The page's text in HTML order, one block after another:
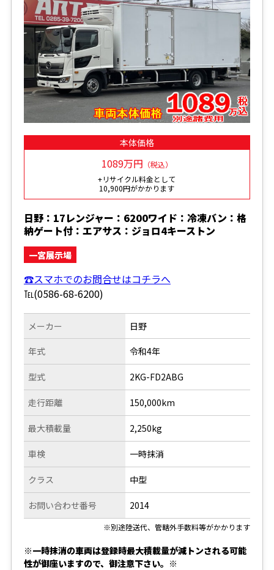
本体価格
1089万円 （税込）
+リサイクル料金として
10,900円がかかります
日野：17レンジャー：6200ワイド：冷凍バン：格
納ゲート付：エアサス：ジョロ4キーストン
一宮展示場
☎スマホでのお問合せはコチラへ
℡(0586-68-6200)
メーカー
年式
型式
走行距離
日野
令和4年
2KG-FD2ABG
150,000km
最大積載量
車検
クラス
お問い合わせ番号
2,250kg
一時抹消
中型
2014
※別途陸送代、管轄外手数料等がかかります
※一時抹消の車両は登録時最大積載量が減トンされる可能
性が御座いますので、御注意下さい。※